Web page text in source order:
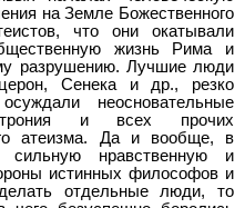
на Земле Божественного
что они окатывали
жизнь Рима и
разрушению. Лучшие люди
Сенека и др., резко
неосновательные
и всех прочих
атеизма. Да и вообще, в
сильную нравственную и
истинных философов и
отдельные люди, то